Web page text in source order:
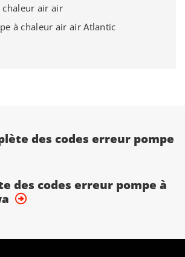
chaleur air air
à chaleur air air Atlantic
des codes erreur pompe
des codes erreur pompe à